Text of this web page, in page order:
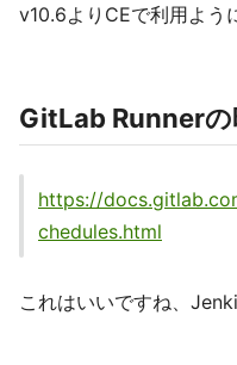
v10.6よりCEで利用よう
GitLab Runnerの
https://
chedules.html
これはいいですね、